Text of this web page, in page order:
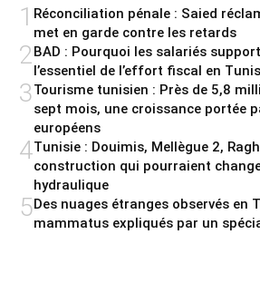
1 Réconciliation pénale : Saied
met en garde contre les retards
2 BAD : Pourquoi les salariés
l’essentiel de l’effort fiscal en
3Tourisme tunisien : Près de 5,8
sept mois, une croissance portée
européens
4Tunisie : Douimis, Mellègue 2,
construction qui pourraient
hydraulique
5Des nuages étranges observés en
mammatus expliqués par un